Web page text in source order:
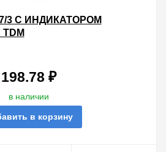
3 С ИНДИКАТОРОМ
198.78 ₽
в наличии
в корзину